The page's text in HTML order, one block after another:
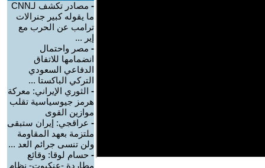
-
مصادر تكشف لـCNN
ما يقوله كبير جنرالات
ترامب عن الحرب مع
إير ...
- مصر واحتمال
انضمامها للاتفاق
الدفاعي السعودي
التركي الباكستا ...
- الثوري الإيراني: معركة
هرمز جيوسياسية تقلب
موازين القوى
- عراقجي: إيران ستبقى
ملتزمة بعهد المقاومة
ولن تنسى جرائم العد ...
- حسام لوقا: وقائع
مطاردة -عنكبوت- نظام